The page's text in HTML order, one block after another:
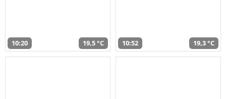
10:20 19,5 °C 10:52 19,3 °C